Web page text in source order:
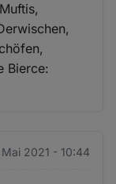
Bierce:
2021 - 10:44